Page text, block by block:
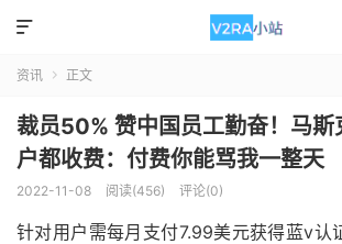

资讯  正文
裁员50% 赞中国员工勤奋！马斯
户都收费：付费你能骂我一整天
2022-11-08 阅读(456) 评论(0)
针对用户需每月支付7.99美元获得蓝v认